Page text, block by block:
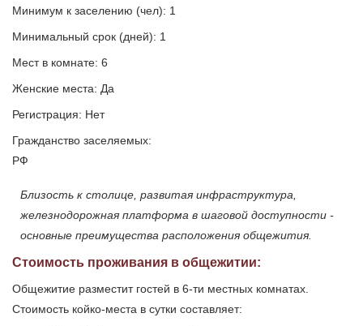
Минимум к заселению (чел): 1
Минимальный срок (дней): 1
Мест в комнате: 6
Женские места: Да
Регистрация: Нет
Гражданство заселяемых:
РФ
Близость к столице, развитая инфраструктура,
железнодорожная платформа в шаговой доступности -
основные преимущества расположения общежития.
Стоимость проживания в общежитии:
Общежитие разместит гостей в 6-ти местных комнатах.
Стоимость койко-места в сутки составляет: